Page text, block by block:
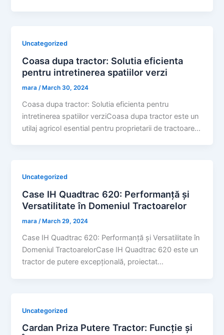
Uncategorized
Coasa dupa tractor: Solutia eficienta
pentru intretinerea spatiilor verzi
mara /March 30, 2024
Coasa dupa tractor: Solutia eficienta pentru
intretinerea spatiilor verziCoasa dupa tractor este un
utilaj agricol esential pentru proprietarii de tractoare…
Uncategorized
Case IH Quadtrac 620: Performanță și
Versatilitate în Domeniul Tractoarelor
mara/ March 29, 2024
Case IH Quadtrac 620: Performanță și Versatilitate în
Domeniul TractoarelorCase IH Quadtrac 620 este un
tractor de putere excepțională, proiectat…
Uncategorized
Cardan Priza Putere Tractor: Funcție și